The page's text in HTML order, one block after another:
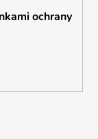
ochrany